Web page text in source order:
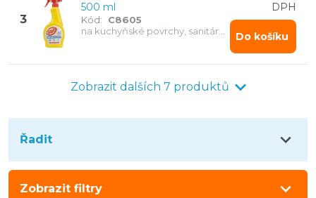
3
500 ml
Kód:
C8605
na kuchyňské povrchy, sanitární
99,9 % bakterií
DPH
Do košíku
Zobrazit dalších 7 produktů
Řadit
Zobrazit filtry